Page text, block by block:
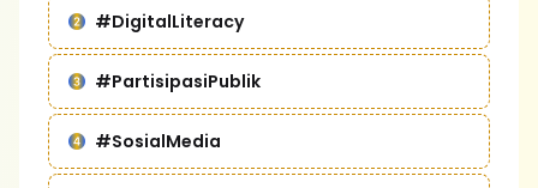
#DigitalLiteracy
#PartisipasiPublik
#SosialMedia